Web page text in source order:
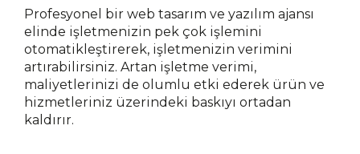
Profesyonel bir web tasarım ve yazılım ajansı
elinde işletmenizin pek çok işlemini
otomatikleştirerek, işletmenizin verimini
artırabilirsiniz. Artan işletme verimi,
maliyetlerinizi de olumlu etki ederek ürün ve
hizmetleriniz üzerindeki baskıyı ortadan
kaldırır.